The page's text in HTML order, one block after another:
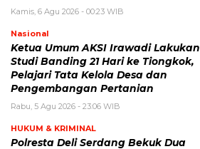
Kamis, 6 Agu 2026 - 00:23 WIB
Nasional
Ketua Umum AKSI Irawadi Lakukan
Studi Banding 21 Hari ke Tiongkok,
Pelajari Tata Kelola Desa dan
Pengembangan Pertanian
Rabu, 5 Agu 2026 - 23:06 WIB
HUKUM & KRIMINAL
Polresta Deli Serdang Bekuk Dua